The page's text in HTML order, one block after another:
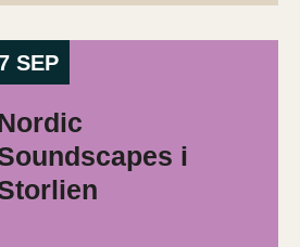
SEP
i